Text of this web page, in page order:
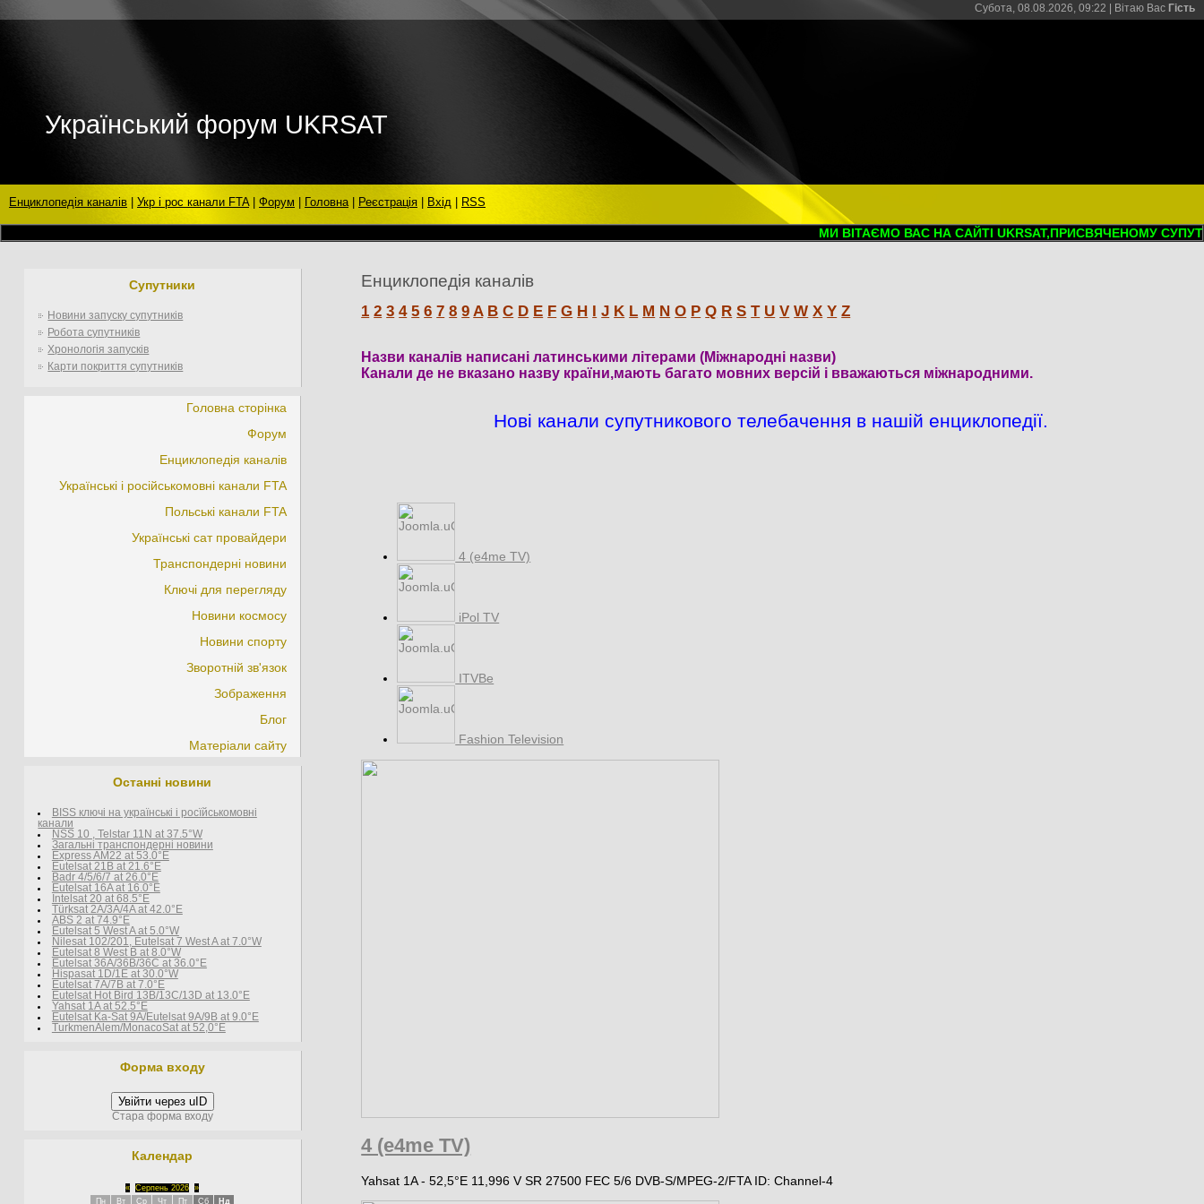
Субота, 08.08.2026, 09:22 | Вітаю Вас Гість
Український форум UKRSAT
Енциклопедія каналів Укр і рос канали FTA| Форум Головна| Реєстрація Вхід RSS
МИ ВІТАЄМО ВАС НА САЙТІ UKRSAT,ПРИСВЯЧЕНОМУ
Супутники
Новини запуску супутників
Робота супутників
Хронологія запусків
Карти покриття супутників
Головна сторінка
Форум
Енциклопедія каналів
Українські і російськомовні канали FTA
Польські канали FTA
Українські сат провайдери
Транспондерні новини
Ключі для перегляду
Новини космосу
Новини спорту
Зворотній зв'язок
Зображення
Блог
Матеріали сайту
Останні новини
BISS ключі на українські і росїйськомовні
канали
NSS 10 , Telstar 11N at 37.5°W
Загальні транспондерні новини
Express AM22 at 53.0°E
Eutelsat 21B at 21.6°E
Badr 4/5/6/7 at 26.0°E
Eutelsat 16A at 16.0°E
Intelsat 20 at 68.5°E
Türksat 2A/3A/4A at 42.0°E
ABS 2 at 74.9°E
Eutelsat 5 West A at 5.0°W
Nilesat 102/201, Eutelsat 7 West A at 7.0°W
Eutelsat 8 West В at 8.0°W
Eutelsat 36A/36B/36C at 36.0°E
Hispasat 1D/1E at 30.0°W
Eutelsat 7A/7B at 7.0°E
Eutelsat Hot Bird 13B/13C/13D at 13.0°E
Yahsat 1A at 52.5°E
Eutelsat Ka-Sat 9A/Eutelsat 9A/9B at 9.0°E
TurkmenÄlem/MonacoSat at 52,0°E
Форма входу
Увійти через uID
Стара форма входу
Календар
« Серпень 2026
»
Пн
Вт Ср Чт Пт Сб Нд
Енциклопедія каналів
1 2 3 4 5 6 7 8 9 A B C D E F G H I J K L M N O P Q R S T U V W X Y Z
Назви каналів написані латинськими літерами (Міжнародні назви)
Канали де не вказано назву країни,мають багато мовних версій і вважаються міжнародними.
Нові канали супутникового телебачення в нашій енциклопедії.
4 (e4me TV)
iPol TV
ITVBe
Fashion Television
4 (e4me TV)
Yahsat 1A - 52,5°E 11,996 V SR 27500 FEC 5/6 DVB-S/MPEG-2/FTA ID: Channel-4